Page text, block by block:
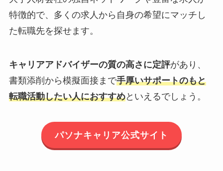
特徴的で、多くの求人から自身の希望にマッチし
た転職先を探せます。
キャリアアドバイザーの質の高さに定評があり、
書類添削から模擬面接まで手厚いサポートのもと
転職活動したい人におすすめといえるでしょう。
パソナキャリア公式サイト